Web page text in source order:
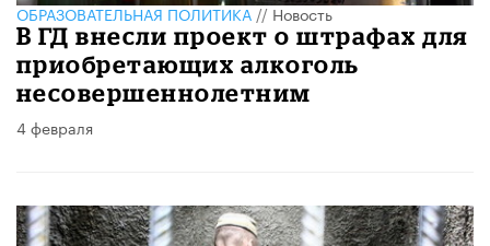
ОБРАЗОВАТЕЛЬНАЯ ПОЛИТИКА//Новость
В ГД внесли проект о штрафах для
приобретающих алкоголь
несовершеннолетним
4 февраля